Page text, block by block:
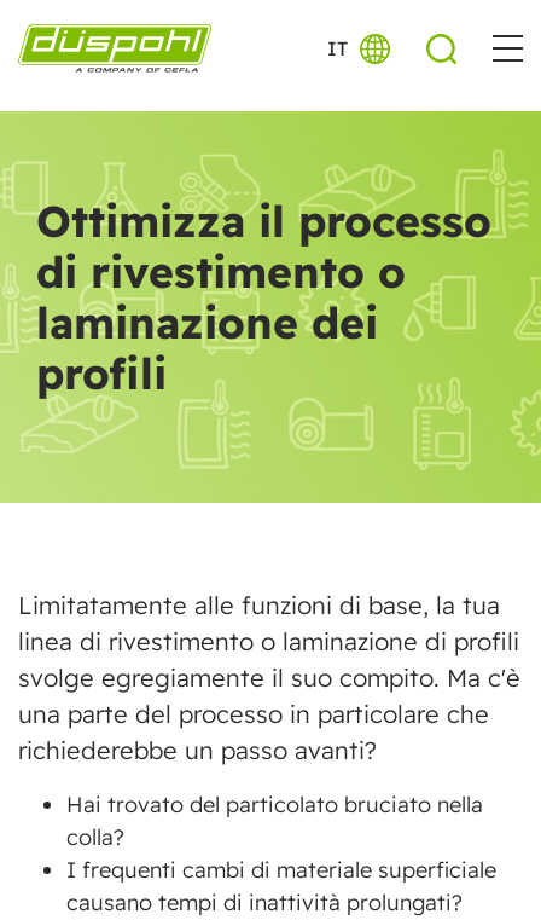
IT
Ottimizza il processo
di rivestimento o
laminazione dei
profili
Limitatamente alle funzioni di base, la tua
linea di rivestimento o laminazione di profili
svolge egregiamente il suo compito. Ma c'è
una parte del processo in particolare che
richiederebbe un passo avanti?
Hai trovato del particolato bruciato nella
colla?
I frequenti cambi di materiale superficiale
causano tempi di inattività prolungati?